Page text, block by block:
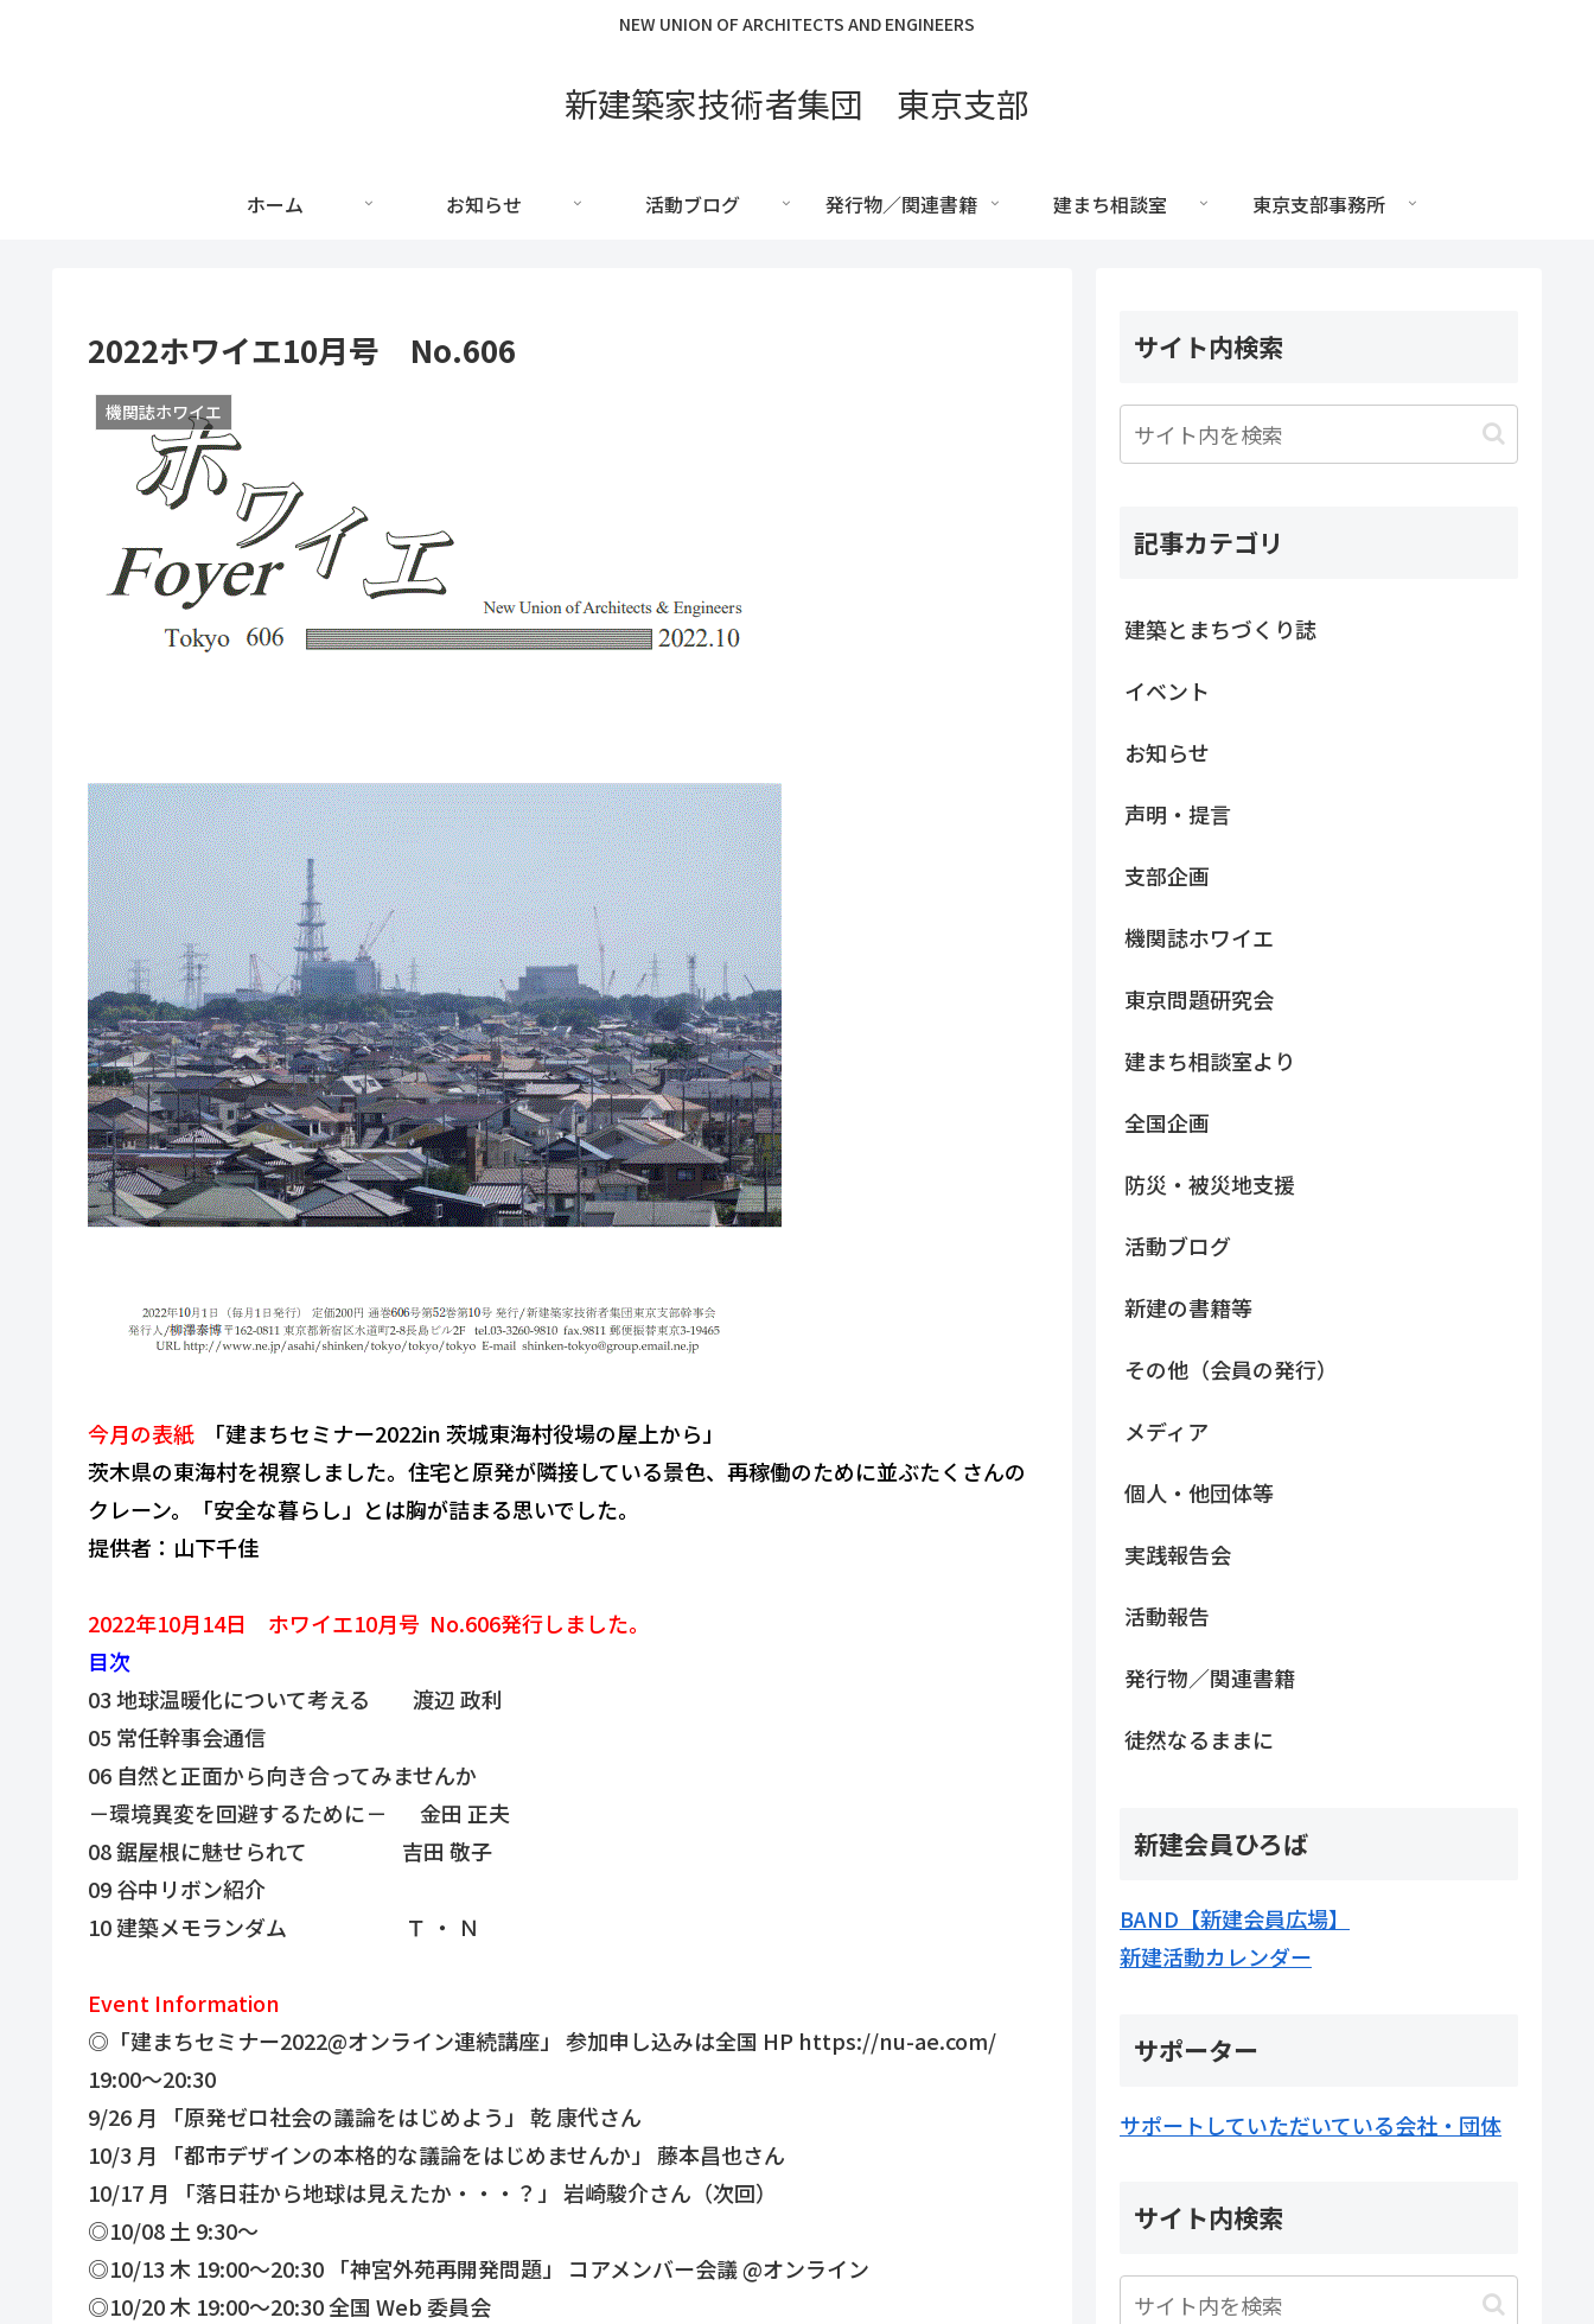
NEW UNION OF ARCHITECTS AND ENGINEERS
新建築家技術者集団 東京支部
ホーム お知らせ 活動ブログ 発行物／関連書籍 建まち相談室 東京支部事務所
2022ホワイエ10月号 No.606
機関誌ホワイエ
今⽉の表紙 「建まちセミナー2022in 茨城東海村役場の屋上から」
茨木県の東海村を視察しました。 住宅と原発が隣接している景色、 再稼働のために並ぶたくさんの
クレーン。「安全な暮らし」とは胸が詰まる思いでした。
提供者：山下千佳
2022年10月14日 ホワイエ10月号 No.606発行しました。
目次
03 地球温暖化について考える 渡辺 政利
05 常任幹事会通信
06 自然と正面から向き合ってみませんか
－環境異変を回避するために－ 金田 正夫
08 鋸屋根に魅せられて 吉田 敬子
09 谷中リボン紹介
10 建築メモランダム Ｔ ・ Ｎ
Event Information
◎「建まちセミナー2022@オンライン連続講座」 参加申し込みは全国 HP https://nu-ae.com/
19:00～20:30
9/26 月 「原発ゼロ社会の議論をはじめよう」 乾 康代さん
10/3 月 「都市デザインの本格的な議論をはじめませんか」 藤本昌也さん
10/17 月 「落日荘から地球は見えたか・・・？」 岩崎駿介さん（次回）
◎10/08 土 9:30～
◎10/13 木 19:00～20:30 「神宮外苑再開発問題」 コアメンバー会議 @オンライン
◎10/20 木 19:00～20:30 全国 Web 委員会
サイト内検索
記事カテゴリ
建築とまちづくり誌
イベント
お知らせ
声明・提言
支部企画
機関誌ホワイエ
東京問題研究会
建まち相談室より
全国企画
防災・被災地支援
活動ブログ
新建の書籍等
その他（会員の発行）
メディア
個人・他団体等
実践報告会
活動報告
発行物／関連書籍
徒然なるままに
新建会員ひろば
BAND【新建会員広場】
新建活動カレンダー
サポーター
サポートしていただいている会社・団体
サイト内検索